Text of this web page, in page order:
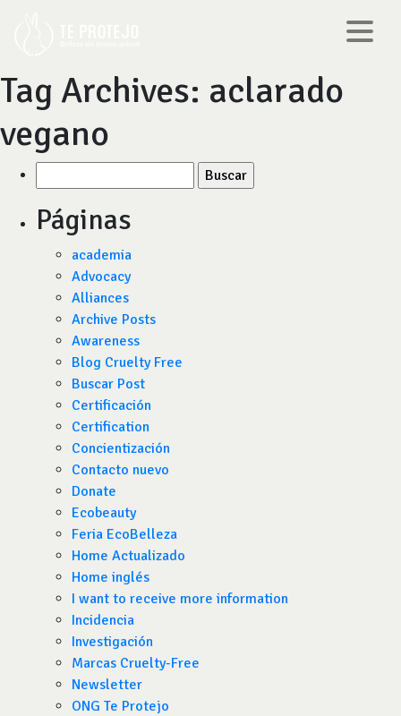
Tag Archives: aclarado
vegano
por:
Páginas
academia
Advocacy
Alliances
Archive Posts
Awareness
Blog Cruelty Free
Buscar Post
Certificación
Certification
Concientización
Contacto nuevo
Donate
Ecobeauty
Feria EcoBelleza
Home Actualizado
Home inglés
I want to receive more information
Incidencia
Investigación
Marcas Cruelty-Free
Newsletter
ONG Te Protejo